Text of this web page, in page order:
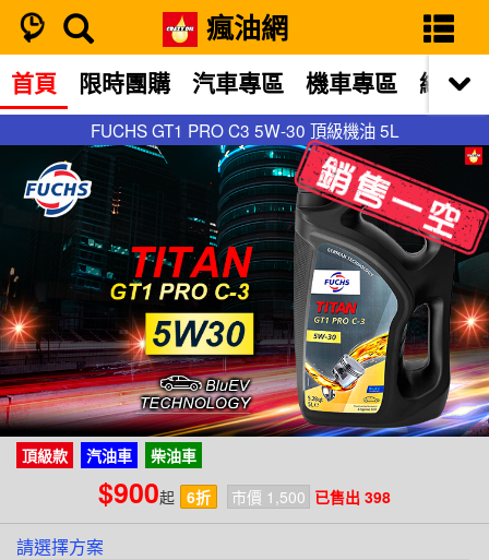
瘋油網
FUCHS GT1 PRO C3 5W-30 頂級機油 5L
首頁 限時團購 汽車專區 機車專區 網站
FUCHS GT1 PRO C3 5W-30 頂級機油 5L
頂級款 汽油車 柴油車
$900起 6折 市價 1,500 已售出 398
請選擇方案